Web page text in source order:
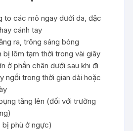
to các mô ngay dưới da, đặc
cánh tay
ra, trông sáng bóng
bị lõm tạm thời trong vài giây
ở phần chân dưới sau khi đi
ngồi trong thời gian dài hoặc
tăng lên (đối với trường
bị phù ở ngực)